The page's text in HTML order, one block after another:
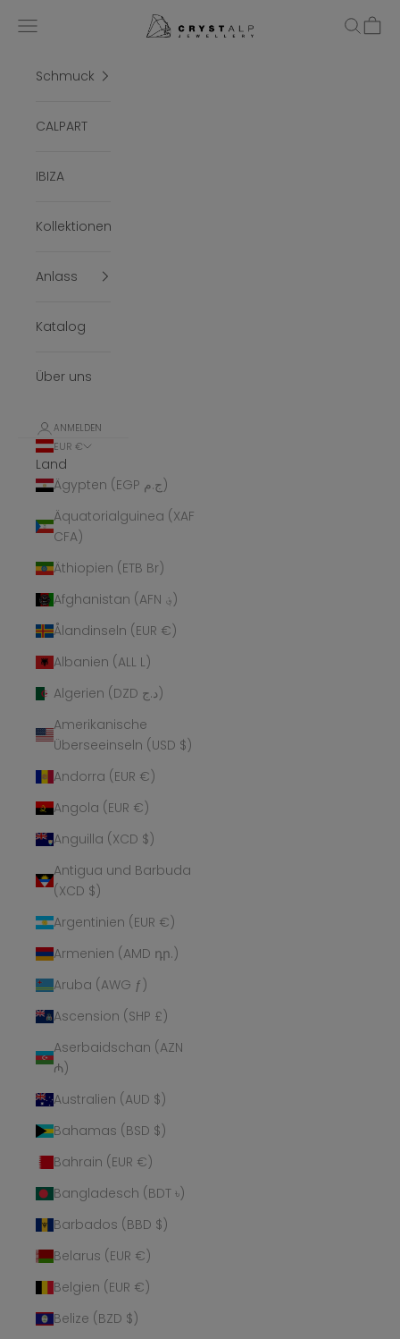
crystalpjewelry
Menü Suchen
Schmuck
CALPART
IBIZA
Kollektionen
Anlass
Katalog
Über uns
ANMELDEN
EUR €
Land
Ägypten (EGP ج.م)
Äquatorialguinea (XAF
CFA)
Äthiopien (ETB Br)
Afghanistan (AFN ؋)
Ålandinseln (EUR €)
Albanien (ALL L)
Algerien (DZD د.ج)
Amerikanische
Überseeinseln (USD $)
Andorra (EUR €)
Angola (EUR €)
Anguilla (XCD $)
Antigua und Barbuda
(XCD $)
Argentinien (EUR €)
Armenien (AMD դր.)
Aruba (AWG ƒ)
Ascension (SHP £)
Aserbaidschan (AZN
₼)
Australien (AUD $)
Bahamas (BSD $)
Bahrain (EUR €)
Bangladesch (BDT ৳)
Barbados (BBD $)
Belarus (EUR €)
Belgien (EUR €)
Belize (BZD $)